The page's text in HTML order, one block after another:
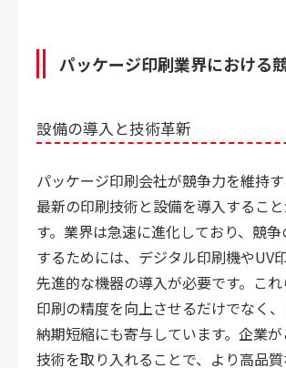
パッケージ印刷業界における
設備の導入と技術革新
パッケージ印刷会社が競争力を維持す
最新の印刷技術と設備を導入するこ
す。業界は急速に進化しており、競
するためには、デジタル印刷機やUV
先進的な機器の導入が必要です。これ
印刷の精度を向上させるだけでなく
納期短縮にも寄与しています。企業
技術を取り入れることで、より高品